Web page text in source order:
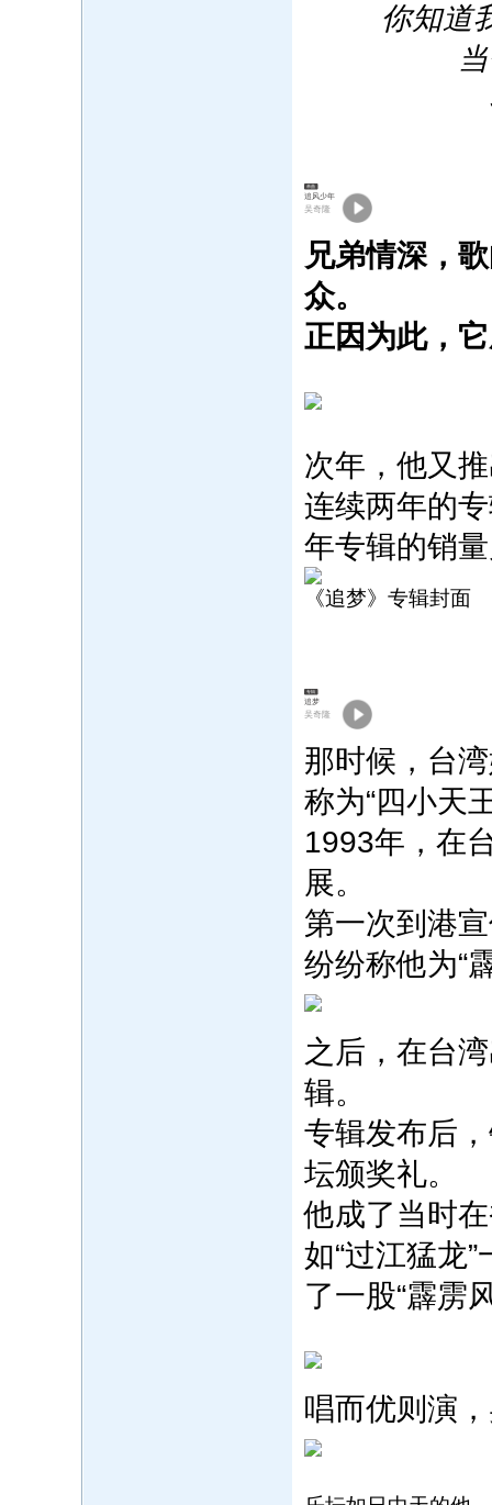
你知道
单曲
追风少年
吴奇隆
兄弟情深，
众。
正因为此，
次年，他又
连续两年的
年专辑的销
《追梦》专辑封面
专辑
追梦
吴奇隆
那时候，台
称为“四小天
1993年，在
展。
第一次到港
纷纷称他为“
之后，在台
辑。
专辑发布后
坛颁奖礼。‍
他成了当时
如“过江猛龙
了一股“霹雳
唱而优则演